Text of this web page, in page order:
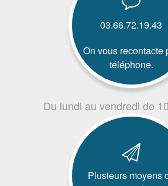
03.66.72.19.43
On vous recontacte
téléphone.
Du lundi au vendredi de
Plusieurs moyens